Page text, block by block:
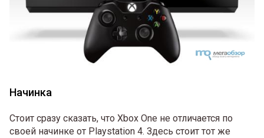
Начинка
Стоит сразу сказать, что Xbox One не отличается по
своей начинке от Playstation 4. Здесь стоит тот же